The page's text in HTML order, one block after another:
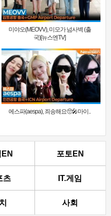
미야오(MEOVV), 미모가 넘사벽 (출
국)[뉴스엔TV]
에스파(aespa), 죄송해요🥺🎤마이..
포토EN
츠 IT.게임
사회